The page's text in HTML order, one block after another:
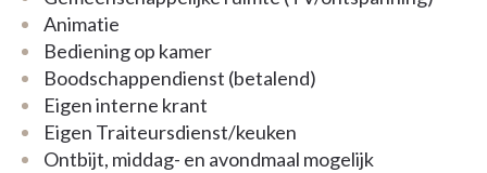
Animatie
Bediening op kamer
Boodschappendienst (betalend)
Eigen interne krant
Eigen Traiteursdienst/keuken
Ontbijt, middag- en avondmaal mogelijk